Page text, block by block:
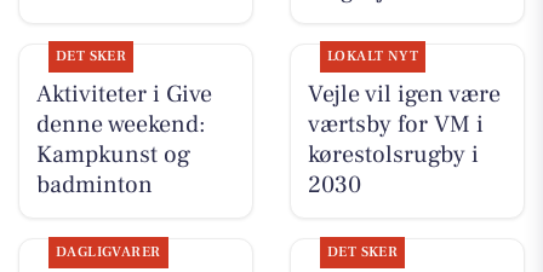
DET SKER
Aktiviteter i Give
denne weekend:
Kampkunst og
badminton
LOKALT NYT
Vejle vil igen være
værtsby for VM i
kørestolsrugby i
2030
DAGLIGVARER DET SKER